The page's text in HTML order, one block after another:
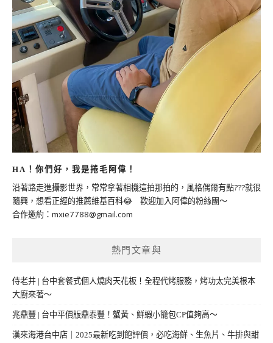
HA！你們好，我是捲毛阿偉！
沿著路走進攝影世界，常常拿著相機這拍那拍的，風格偶爾有點???就很
隨興，想看正經的推薦維基百科😂 歡迎加入阿偉的粉絲團～
合作邀約： mxie7788@gmail.com
熱門文章與
侍老井 | 台中套餐式個人燒肉天花板！全程代烤服務，烤功太完美根本
大廚來著～
兆鼎豐 | 台中平價版鼎泰豐！蟹黃、鮮蝦小籠包CP值夠高～
漢來海港台中店｜2025最新吃到飽評價，必吃海鮮、生魚片、牛排與甜